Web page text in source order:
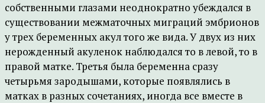
собственными глазами неоднократно убеждался в
существовании межматочных миграций эмбрионов
у трех беременных акул того же вида. У двух из них
нерожденный акуленок наблюдался то в левой, то в
правой матке. Третья была беременна сразу
четырьмя зародышами, которые появлялись в
матках в разных сочетаниях, иногда все вместе в